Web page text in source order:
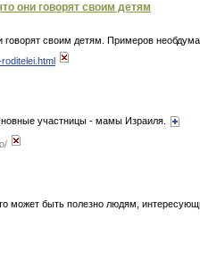
они говорят своим детям
своим детям. Примеров
участницы - мамы Израиля.
может быть полезно людям,